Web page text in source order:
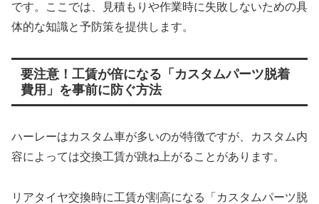
です。ここでは、見積もりや作業時に失敗しないための具
体的な知識と予防策を提供します。
要注意！工賃が倍になる「カスタムパーツ脱着
費用」を事前に防ぐ方法
ハーレーはカスタム車が多いのが特徴ですが、カスタム内
容によっては交換工賃が跳ね上がることがあります。
リアタイヤ交換時に工賃が割高になる「カスタムパーツ脱